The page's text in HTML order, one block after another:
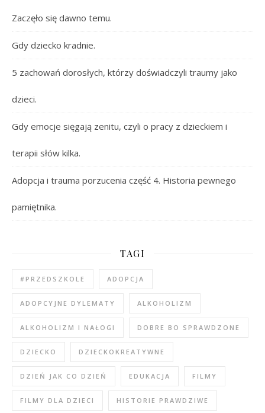
Zaczęło się dawno temu.
Gdy dziecko kradnie.
5 zachowań dorosłych, którzy doświadczyli traumy jako
dzieci.
Gdy emocje sięgają zenitu, czyli o pracy z dzieckiem i
terapii słów kilka.
Adopcja i trauma porzucenia część 4. Historia pewnego
pamiętnika.
TAGI
#PRZEDSZKOLE ADOPCJA
ADOPCYJNE DYLEMATY ALKOHOLIZM
ALKOHOLIZM I NAŁOGI DOBRE BO SPRAWDZONE
DZIECKO DZIECKOKREATYWNE
DZIEŃ JAK CO DZIEŃ EDUKACJA FILMY
FILMY DLA DZIECI HISTORIE PRAWDZIWE